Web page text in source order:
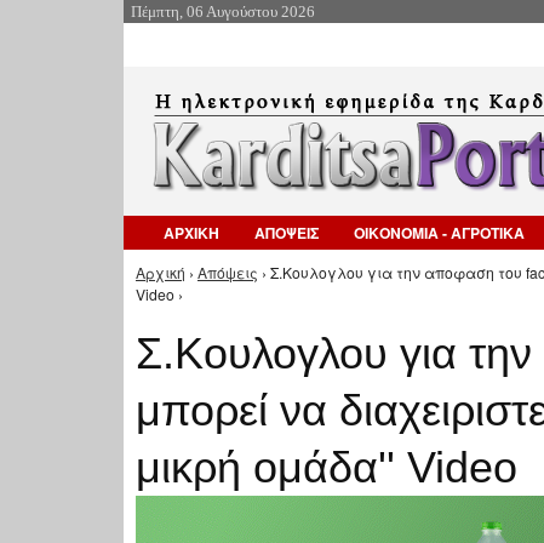
Πέμπτη, 06 Αυγούστου 2026
ΑΡΧΙΚΗ ΑΠΟΨΕΙΣ ΟΙΚΟΝΟΜΙΑ - ΑΓΡΟΤΙΚΑ
Είστε εδώ
Αρχική › Απόψεις › Σ.Κουλογλου για την αποφαση του
Video ›
Σ.Κουλογλου για
μπορεί να
μικρή ομάδα'' Video